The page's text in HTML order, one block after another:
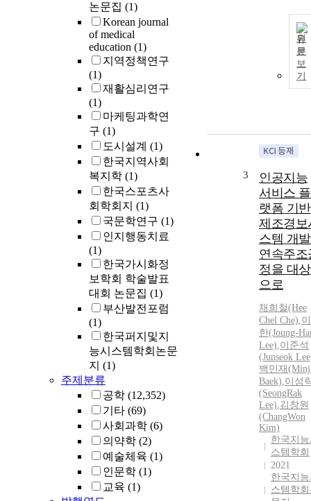
논문집 (1)
Korean journal
of medical
education (1)
지역정책연구
(1)
재활심리연구
(1)
마케팅과학연
구 (1)
도시설계 (1)
한국지역사회
복지학 (1)
한국스포츠사
회학회지 (1)
국문학연구 (1)
인지행동치료
(1)
한국가시화정
보학회 학술발표
대회 논문집 (1)
부산발전포럼
(1)
한국퍼지및지
능시스템학회논문
지 (1)
주제분류
공학 (12,352)
기타 (69)
사회과학 (6)
의약학 (2)
예술체육 (1)
인문학 (1)
교육 (1)
원
문
보
기
3
인공지능
서비스 플
랫폼 기반
제조경보
스템 개
연속주조
정을 대상
으로
채희철(Hee
Chel Che),
한(Joung-
Lee),이준석
(Junseok
백민재
Baek),이성
(SeongRak
Lee),김창원
(ChangWon
Kim)
한국지
스템학회
2021
한국지
스템학